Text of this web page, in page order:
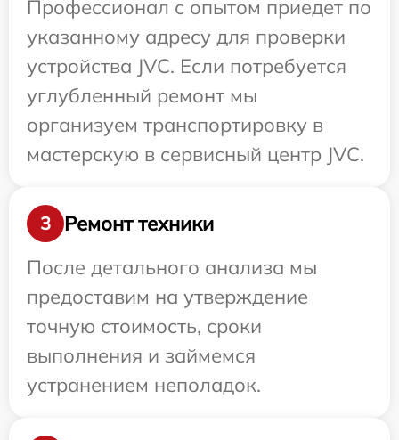
Профессионал с опытом приедет по
указанному адресу для проверки
устройства JVC. Если потребуется
углубленный ремонт мы
организуем транспортировку в
мастерскую в сервисный центр JVC.
3
Ремонт техники
После детального анализа мы
предоставим на утверждение
точную стоимость, сроки
выполнения и займемся
устранением неполадок.